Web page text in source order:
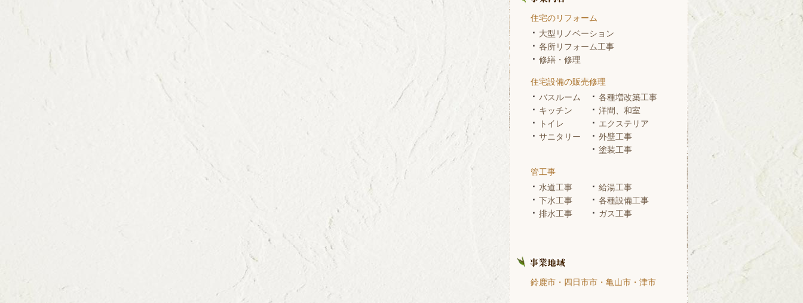
住宅のリフォーム
大型リノベーション
各所リフォーム工事
修繕・修理
住宅設備の販売修理
バスルーム
キッチン
トイレ
サニタリー
各種増改築工事
洋間、和室
エクステリア
外壁工事
塗装工事
管工事
水道工事
下水工事
排水工事
給湯工事
各種設備工事
ガス工事
鈴鹿市・四日市市・亀山市・津市